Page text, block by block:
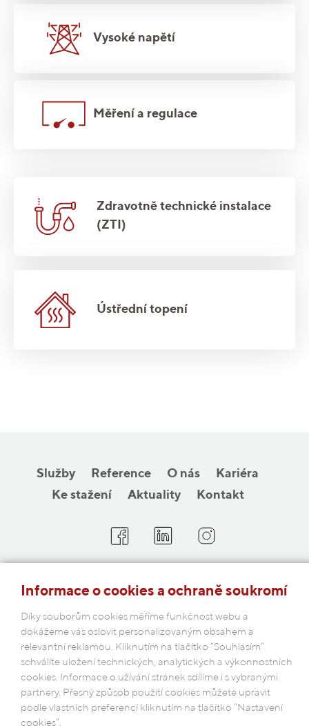
Vysoké napětí
Měření a regulace
Zdravotně technické instalace
(ZTI)
Ústřední topení
Služby Reference O nás
Kariéra
Ke stažení
Aktuality Kontakt
Michelská 18/12a, 140 00 Praha 4
Česká republika
Podmínky ochrany osobních údajů
Informace o cookies a ochraně soukromí
Díky souborům cookies měříme funkčnost webu a
dokážeme vás oslovit personalizovaným obsahem a
relevantní reklamou. Kliknutím na tlačítko “Souhlasím“
schválíte uložení technických, analytických a výkonnostních
cookies. Informace o užívání stránek sdílíme i s vybranými
partnery. Přesný způsob použití cookies můžete upravit
podle vlastních preferencí kliknutím na tlačítko “Nastavení
cookies”.